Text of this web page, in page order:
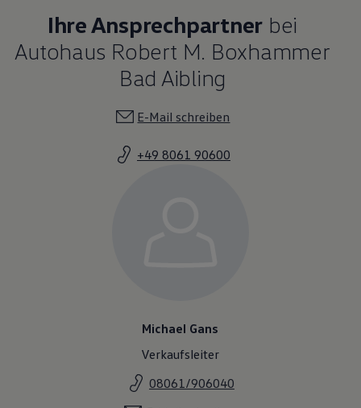
Ihre Ansprechpartner bei
Autohaus Robert M. Boxhammer
Bad Aibling
E-Mail schreiben
+49 8061 90600
Michael Gans
Verkaufsleiter
08061/906040